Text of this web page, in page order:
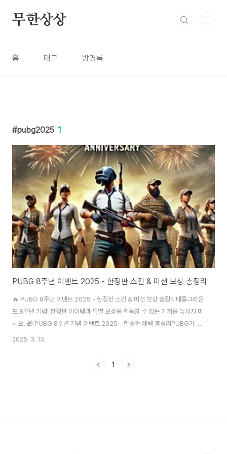
무한상상
홈 태그 방명록
pubg2025 1
PUBG 8주년 이벤트 2025 - 한정판 스킨 & 미션 보상 총정리
🔥 PUBG 8주년 이벤트 2025 - 한정판 스킨 & 미션 보상 총정리배틀그라운
드 8주년 기념! 한정판 아이템과 특별 보상을 획득할 수 있는 기회를 놓치지 마
세요. 🎁 PUBG 8주년 기념 이벤트 2025 - 한정판 혜택 총정리PUBG가 8
주년을 맞아 역대급 이벤트를 준비했습니다. 단순한 기념 이벤트가 아니라, 한
있습니다.이번 이벤트는 언제까지 진행될까요? 2025년 3월부터 4월까지 한
2025. 3. 13.
1